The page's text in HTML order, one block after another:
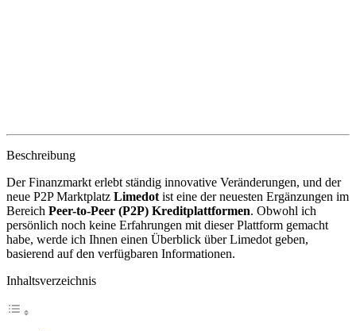
Beschreibung
Der Finanzmarkt erlebt ständig innovative Veränderungen, und der
neue P2P Marktplatz Limedot ist eine der neuesten Ergänzungen im
Bereich Peer-to-Peer (P2P) Kreditplattformen. Obwohl ich
persönlich noch keine Erfahrungen mit dieser Plattform gemacht
habe, werde ich Ihnen einen Überblick über Limedot geben,
basierend auf den verfügbaren Informationen.
Inhaltsverzeichnis